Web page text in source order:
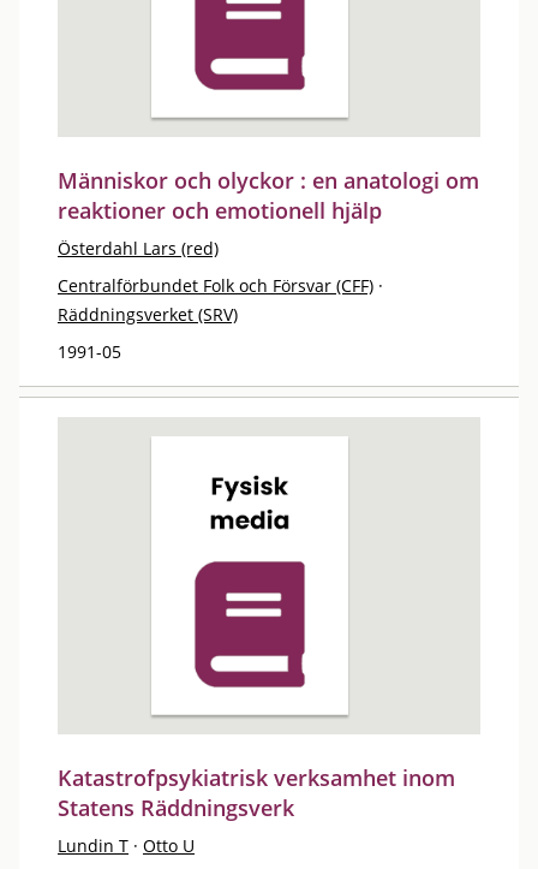
Människor och olyckor : en anatologi om
reaktioner och emotionell hjälp
Österdahl Lars (red)
Centralförbundet Folk och Försvar (CFF) ·
Räddningsverket (SRV)
1991-05
Katastrofpsykiatrisk verksamhet inom
Statens Räddningsverk
Lundin T · Otto U